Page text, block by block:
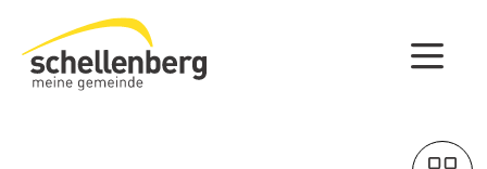
Gemeinde Schellenberg Startseite